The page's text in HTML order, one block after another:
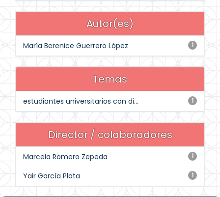
Autor(es)
1
María Berenice Guerrero López
Temas
1
estudiantes universitarios con di...
Director / colaboradores
1
Marcela Romero Zepeda
1
Yair García Plata